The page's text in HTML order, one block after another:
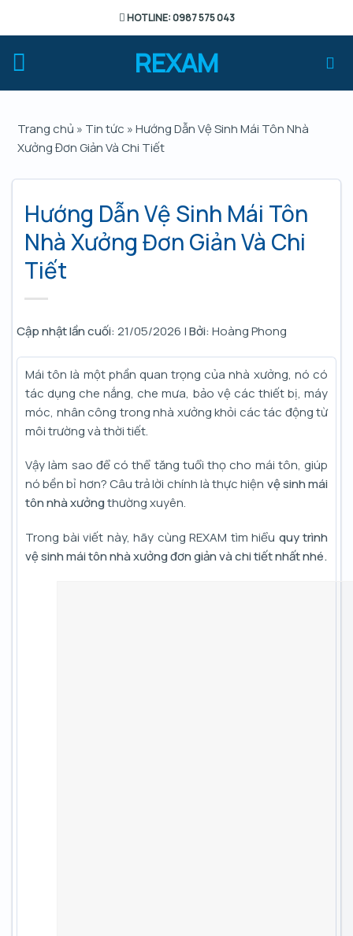
HOTLINE: 0987 575 043
REXAM
Trang chủ » Tin tức »Hướng Dẫn Vệ Sinh Mái Tôn Nhà
Xưởng Đơn Giản Và Chi Tiết
Hướng Dẫn Vệ Sinh Mái Tôn
Nhà Xưởng Đơn Giản Và Chi
Tiết
Cập nhật lần cuối:21/05/2026 |Bởi:Hoàng Phong
Mái tôn là một phần quan trọng của nhà xưởng, nó có
tác dụng che nắng, che mưa, bảo vệ các thiết bị, máy
móc, nhân công trong nhà xưởng khỏi các tác động từ
môi trường và thời tiết.
Vậy làm sao để có thể tăng tuổi thọ cho mái tôn, giúp
nó bền bỉ hơn? Câu trả lời chính là thực hiện vệ sinh mái
tôn nhà xưởngthường xuyên.
Trong bài viết này, hãy cùng REXAM tìm hiểu quy trình
vệ sinh mái tôn nhà xưởng đơn giản và chi tiết nhất nhé.